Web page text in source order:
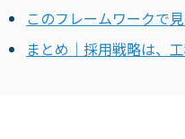
このフレームワークで
まとめ｜採用戦略は、